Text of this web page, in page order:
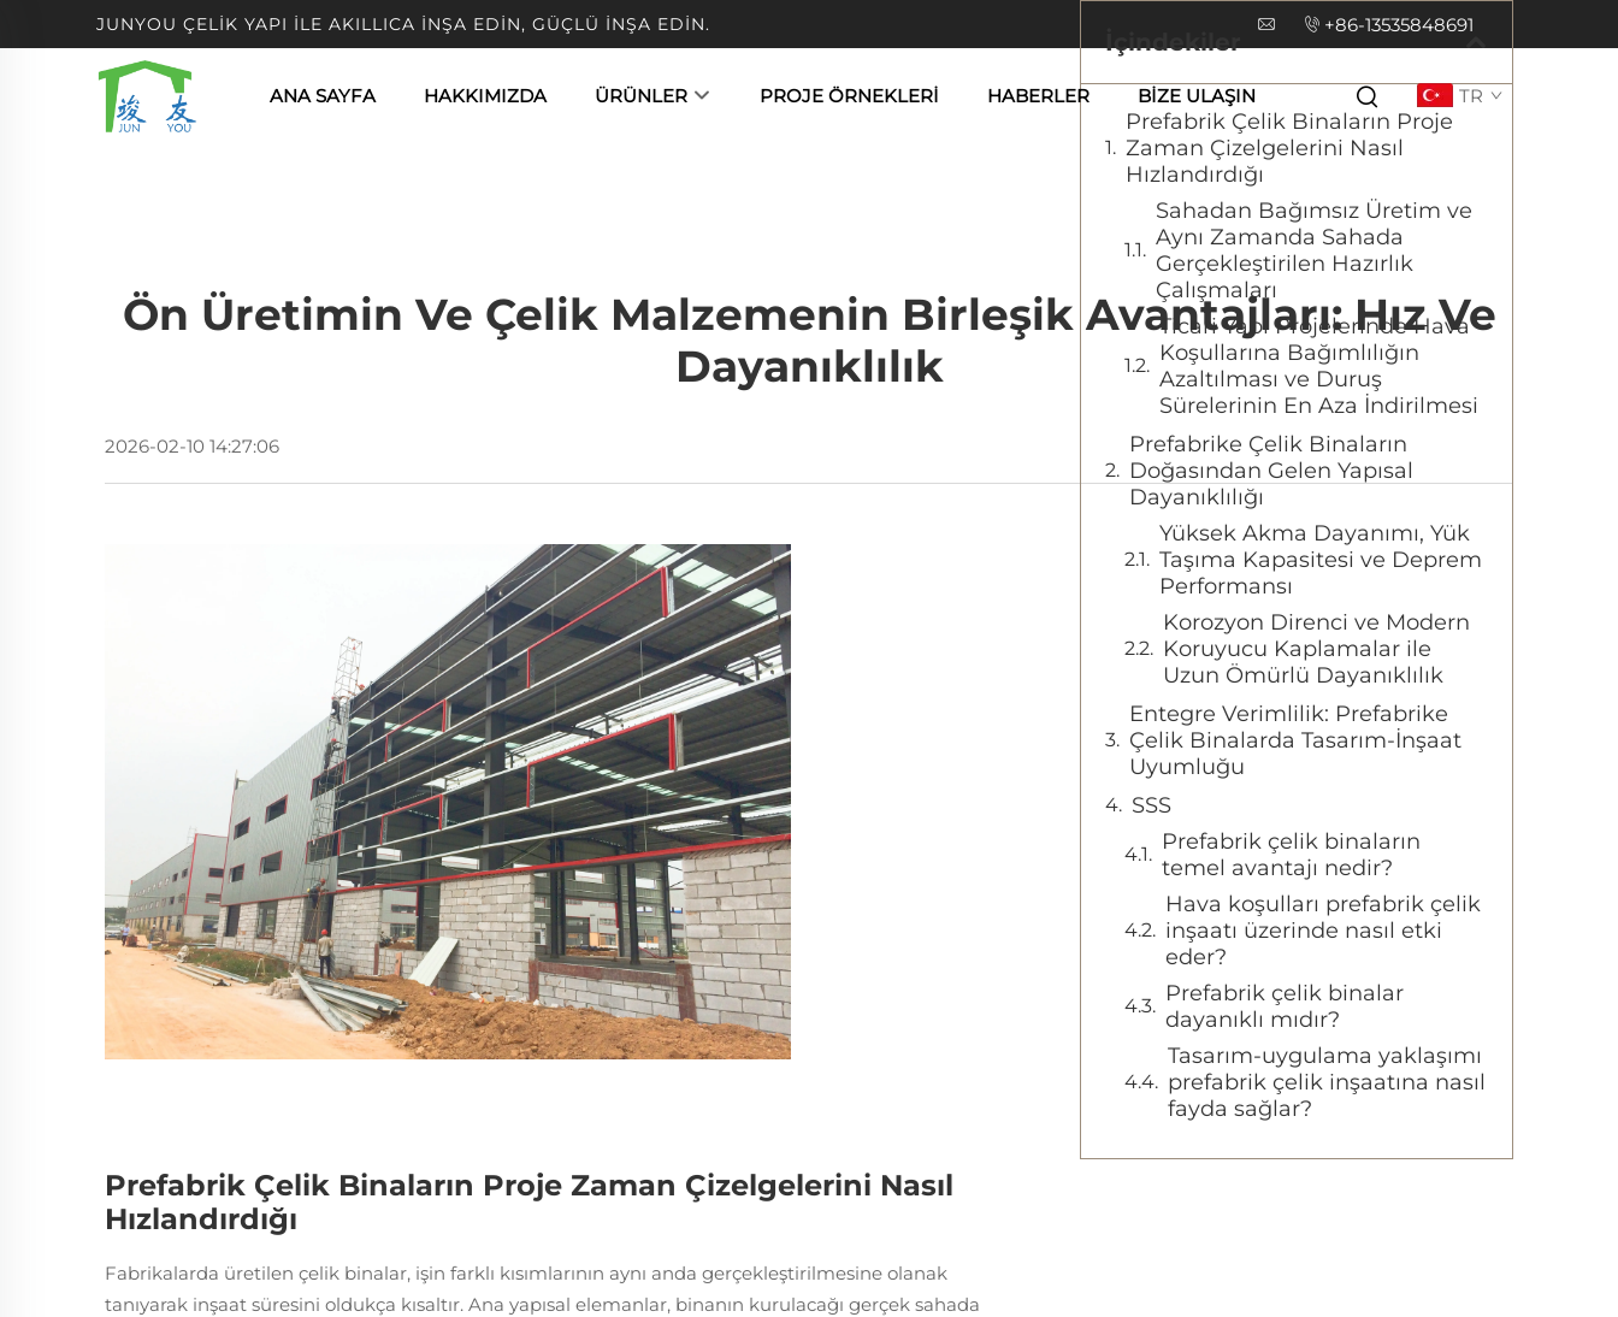
JUNYOU ÇELIK YAPI ILE AKILLICA İNŞA EDIN, GÜÇLÜ İNŞA EDIN. +86-13535848691
ANA SAYFA HAKKIMIZDA ÜRÜNLER PROJE ÖRNEKLERI HABERLER BIZE ULAŞIN TR
Ön Üretimin Ve Çelik Malzemenin Birleşik Avantajları: Hız Ve
Dayanıklılık
2026-02-10 14:27:06
Prefabrik Çelik Binaların Proje Zaman Çizelgelerini Nasıl
Hızlandırdığı
Fabrikalarda üretilen çelik binalar, işin farklı kısımlarının aynı anda gerçekleştirilmesine olanak
tanıyarak inşaat süresini oldukça kısaltır. Ana yapısal elemanlar, binanın kurulacağı gerçek sahada
İçindekiler
Prefabrik Çelik Binaların Proje
Zaman Çizelgelerini Nasıl
Hızlandırdığı
Sahadan Bağımsız Üretim ve
Aynı Zamanda Sahada
Gerçekleştirilen Hazırlık
Çalışmaları
Ticari Yapı Projelerinde Hava
Koşullarına Bağımlılığın
Azaltılması ve Duruş
Sürelerinin En Aza İndirilmesi
Prefabrike Çelik Binaların
Doğasından Gelen Yapısal
Dayanıklılığı
Yüksek Akma Dayanımı, Yük
Taşıma Kapasitesi ve Deprem
Performansı
Korozyon Direnci ve Modern
Koruyucu Kaplamalar ile
Uzun Ömürlü Dayanıklılık
Entegre Verimlilik: Prefabrike
Çelik Binalarda Tasarım-İnşaat
Uyumluğu
SSS
Prefabrik çelik binaların
temel avantajı nedir?
Hava koşulları prefabrik çelik
inşaatı üzerinde nasıl etki
eder?
Prefabrik çelik binalar
dayanıklı mıdır?
Tasarım-uygulama yaklaşımı
prefabrik çelik inşaatına nasıl
fayda sağlar?